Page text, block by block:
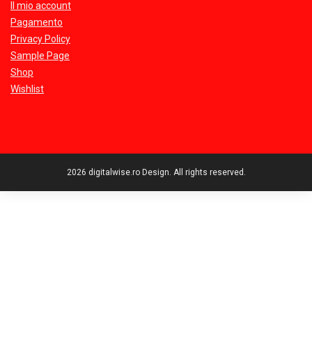
Il mio account
Pagamento
Privacy Policy
Sample Page
Shop
Wishlist
2026 digitalwise.ro Design. All rights reserved.